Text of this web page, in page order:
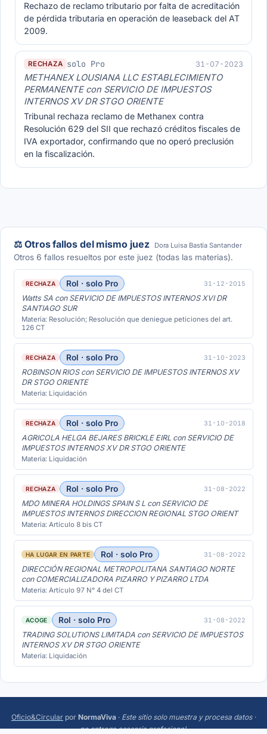
Rechazo de reclamo tributario por falta de acreditación
de pérdida tributaria en operación de leaseback del AT
2009.
RECHAZA solo Pro 31-07-2023
METHANEX LOUSIANA LLC ESTABLECIMIENTO
PERMANENTE con SERVICIO DE IMPUESTOS
INTERNOS XV DR STGO ORIENTE
Tribunal rechaza reclamo de Methanex contra
Resolución 629 del SII que rechazó créditos fiscales de
IVA exportador, confirmando que no operó preclusión
en la fiscalización.
⚖️ Otros fallos del mismo juez Dora Luisa Bastía Santander
Otros 6 fallos resueltos por este juez (todas las materias).
RECHAZA Rol · solo Pro 31-12-2015
Watts SA con SERVICIO DE IMPUESTOS INTERNOS XVI DR
SANTIAGO SUR
Materia: Resolución; Resolución que deniegue peticiones del art.
126 CT
RECHAZA Rol · solo Pro 31-10-2023
ROBINSON RIOS con SERVICIO DE IMPUESTOS INTERNOS XV
DR STGO ORIENTE
Materia: Liquidación
RECHAZA Rol · solo Pro 31-10-2018
AGRICOLA HELGA BEJARES BRICKLE EIRL con SERVICIO DE
IMPUESTOS INTERNOS XV DR STGO ORIENTE
Materia: Liquidación
RECHAZA Rol · solo Pro 31-08-2022
MDO MINERA HOLDINGS SPAIN S L con SERVICIO DE
IMPUESTOS INTERNOS DIRECCION REGIONAL STGO ORIENT
Materia: Artículo 8 bis CT
HA LUGAR EN PARTE Rol · solo Pro 31-08-2022
DIRECCIÓN REGIONAL METROPOLITANA SANTIAGO NORTE
con COMERCIALIZADORA PIZARRO Y PIZARRO LTDA
Materia: Artículo 97 N° 4 del CT
ACOGE Rol · solo Pro 31-08-2022
TRADING SOLUTIONS LIMITADA con SERVICIO DE IMPUESTOS
INTERNOS XV DR STGO ORIENTE
Materia: Liquidación
Oficio&Circular por NormaViva · Este sitio solo muestra y procesa datos ·
no entrega asesoría profesional.